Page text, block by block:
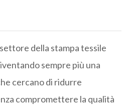
della stampa tessile
sempre più una
cercano di ridurre
compromettere la qualità